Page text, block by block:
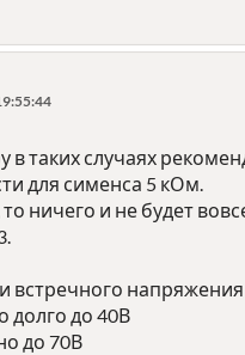
в таких случаях
для сименса 5 кОм.
ничего и не будет
встречного напряжения
долго до 40В
до 70В